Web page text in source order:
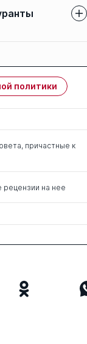
0 2
политики
причастные к
на нее